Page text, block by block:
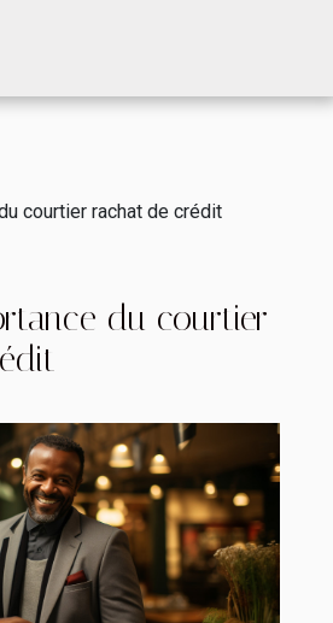
courtier rachat de crédit
du courtier